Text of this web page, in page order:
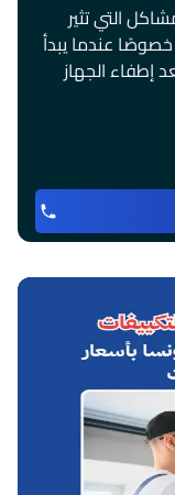
التي تثير
عندما يبدأ
إطفاء الجهاز